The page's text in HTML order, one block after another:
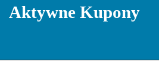
Aktywne Kupony